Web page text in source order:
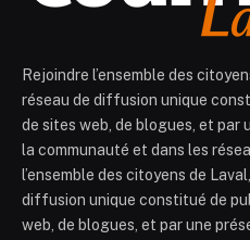
Rejoindre l’ensemble des
réseau de diffusion unique
de sites web, de blogues, et par
la communauté et dans les
l’ensemble des citoyens de
diffusion unique constitué de
web, de blogues, et par une